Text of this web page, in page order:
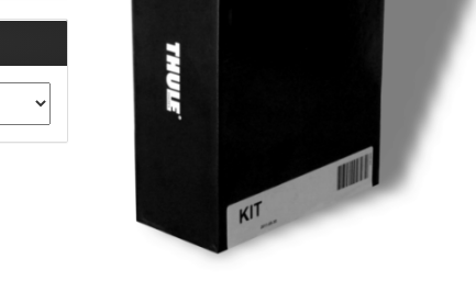
Thule Montagekits 40.. für 753
Fußsatz Fahrzeuge mit
integrierter Reling
Thule Montagekits 60.. für 7106
Thule Montagekits 70.. für 7107
Fußsatz Fahrzeuge mit